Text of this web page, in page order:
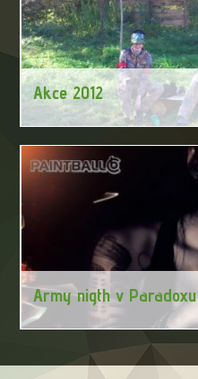
Akce 2012
Army nigth v Paradoxu